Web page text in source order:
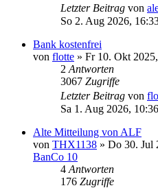
Letzter Beitrag von
So 2. Aug 2026,
Bank kostenfrei
von flotte » Fr 10. Okt
2 Antworten
3067 Zugriffe
Letzter Beitrag von
Sa 1. Aug 2026, 10:36
Alte Mitteilung von ALF
von THX1138 » Do 30. Jul
BanCo 10
4 Antworten
176 Zugriffe